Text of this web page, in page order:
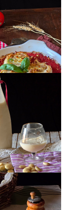
DI